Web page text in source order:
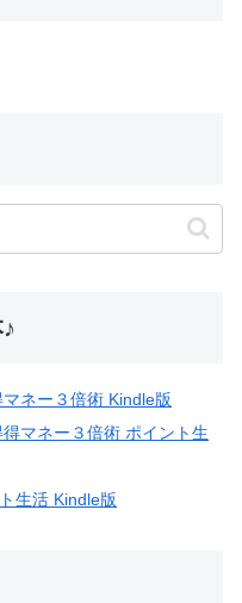
ネー３倍術 Kindle版
マネー３倍術 ポイント生
生活 Kindle版